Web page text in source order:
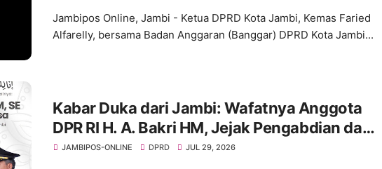
Jambipos Online, Jambi - Ketua DPRD Kota Jambi, Kemas Faried
Alfarelly, bersama Badan Anggaran (Banggar) DPRD Kota Jambi...
Kabar Duka dari Jambi: Wafatnya Anggota
DPR RI H. A. Bakri HM, Jejak Pengabdian dan
Duka Mendalam Daerah
JAMBIPOS-ONLINE DPRD JUL 29, 2026